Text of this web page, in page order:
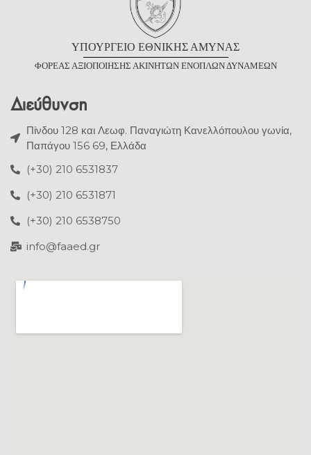
ΥΠΟΥΡΓΕΙΟ ΕΘΝΙΚΗΣ ΑΜΥΝΑΣ
ΦΟΡΕΑΣ ΑΞΙΟΠΟΙΗΣΗΣ ΑΚΙΝΗΤΩΝ ΕΝΟΠΛΩΝΔΥΝΑΜΕΩΝ
Διεύθυνση
Πίνδου 128 και Λεωφ. Παναγιώτη Κανελλόπουλου γωνία,
Παπάγου 156 69, Ελλάδα
(+30) 210 6531837
(+30) 210 6531871
(+30) 210 6538750
info@faaed.gr